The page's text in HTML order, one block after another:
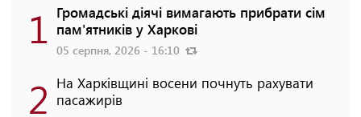
1 Громадські діячі вимагають прибрати сім
пам'ятників у Харкові
05 серпня, 2026 - 16:10
2 На Харківщині восени почнуть рахувати
пасажирів